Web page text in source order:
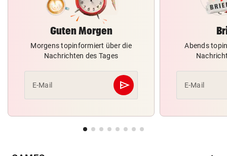
Guten Morgen
Morgens topinformiert über die
Nachrichten des Tages
E-Mail send
Abschicken
Abends
E-Mail